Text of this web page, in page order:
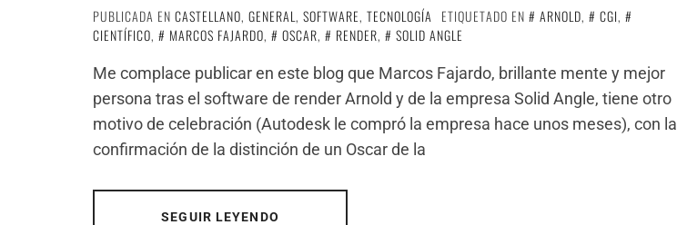
PUBLICADA EN CASTELLANO, GENERAL, SOFTWARE, TECNOLOGÍA ETIQUETADO EN ARNOLD, CGI,
CIENTÍFICO, MARCOS FAJARDO, OSCAR, RENDER,
SOLID ANGLE
Me complace publicar en este blog que Marcos Fajardo, brillante mente y mejor
persona tras el software de render Arnold y de la empresa Solid Angle, tiene otro
motivo de celebración (Autodesk le compró la empresa hace unos meses), con la
confirmación de la distinción de un Oscar de la
SEGUIR LEYENDO